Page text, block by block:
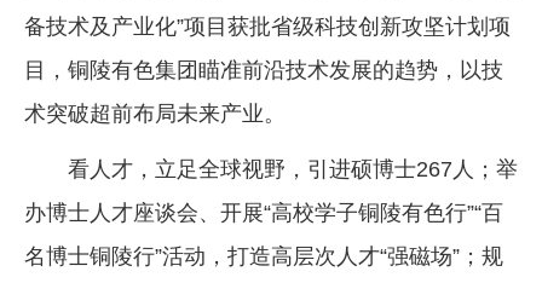
备技术及产业化”项目获批省级科技创新攻坚计划项
目，铜陵有色集团瞄准前沿技术发展的趋势，以技
术突破超前布局未来产业。
看人才，立足全球视野，引进硕博士267人；举
办博士人才座谈会、开展“高校学子铜陵有色行”“百
名博士铜陵行”活动，打造高层次人才“强磁场”；规